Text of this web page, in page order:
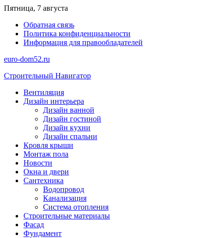
Перейти
содержимому
Пятница, 7 августа
Обратная связь
Политика конфиденциальности
Информация для правообладателей
euro-dom52.ru
Строительный Навигатор
Вентиляция
Дизайн интерьера
Дизайн ванной
Дизайн гостиной
Дизайн кухни
Дизайн спальни
Кровля крыши
Монтаж пола
Новости
Окна и двери
Сантехника
Водопровод
Канализация
Система отопления
Строительные материалы
Фасад
Фундамент